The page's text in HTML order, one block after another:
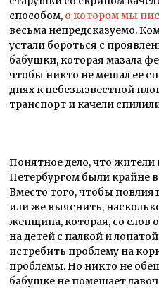
способом, о котором мы
весьма непредсказуемо.
устали бороться с
бабушки, которая мазала
чтобы никто не мешал ее
днях к небезызвестной
транспорт и качели
Понятное дело, что
Петербургом были
Вместо того, чтобы
или же выяснить,
женщина, которая, со слов
на детей с палкой и
истребить проблему на
проблемы. Но никто не
бабушке не помешает